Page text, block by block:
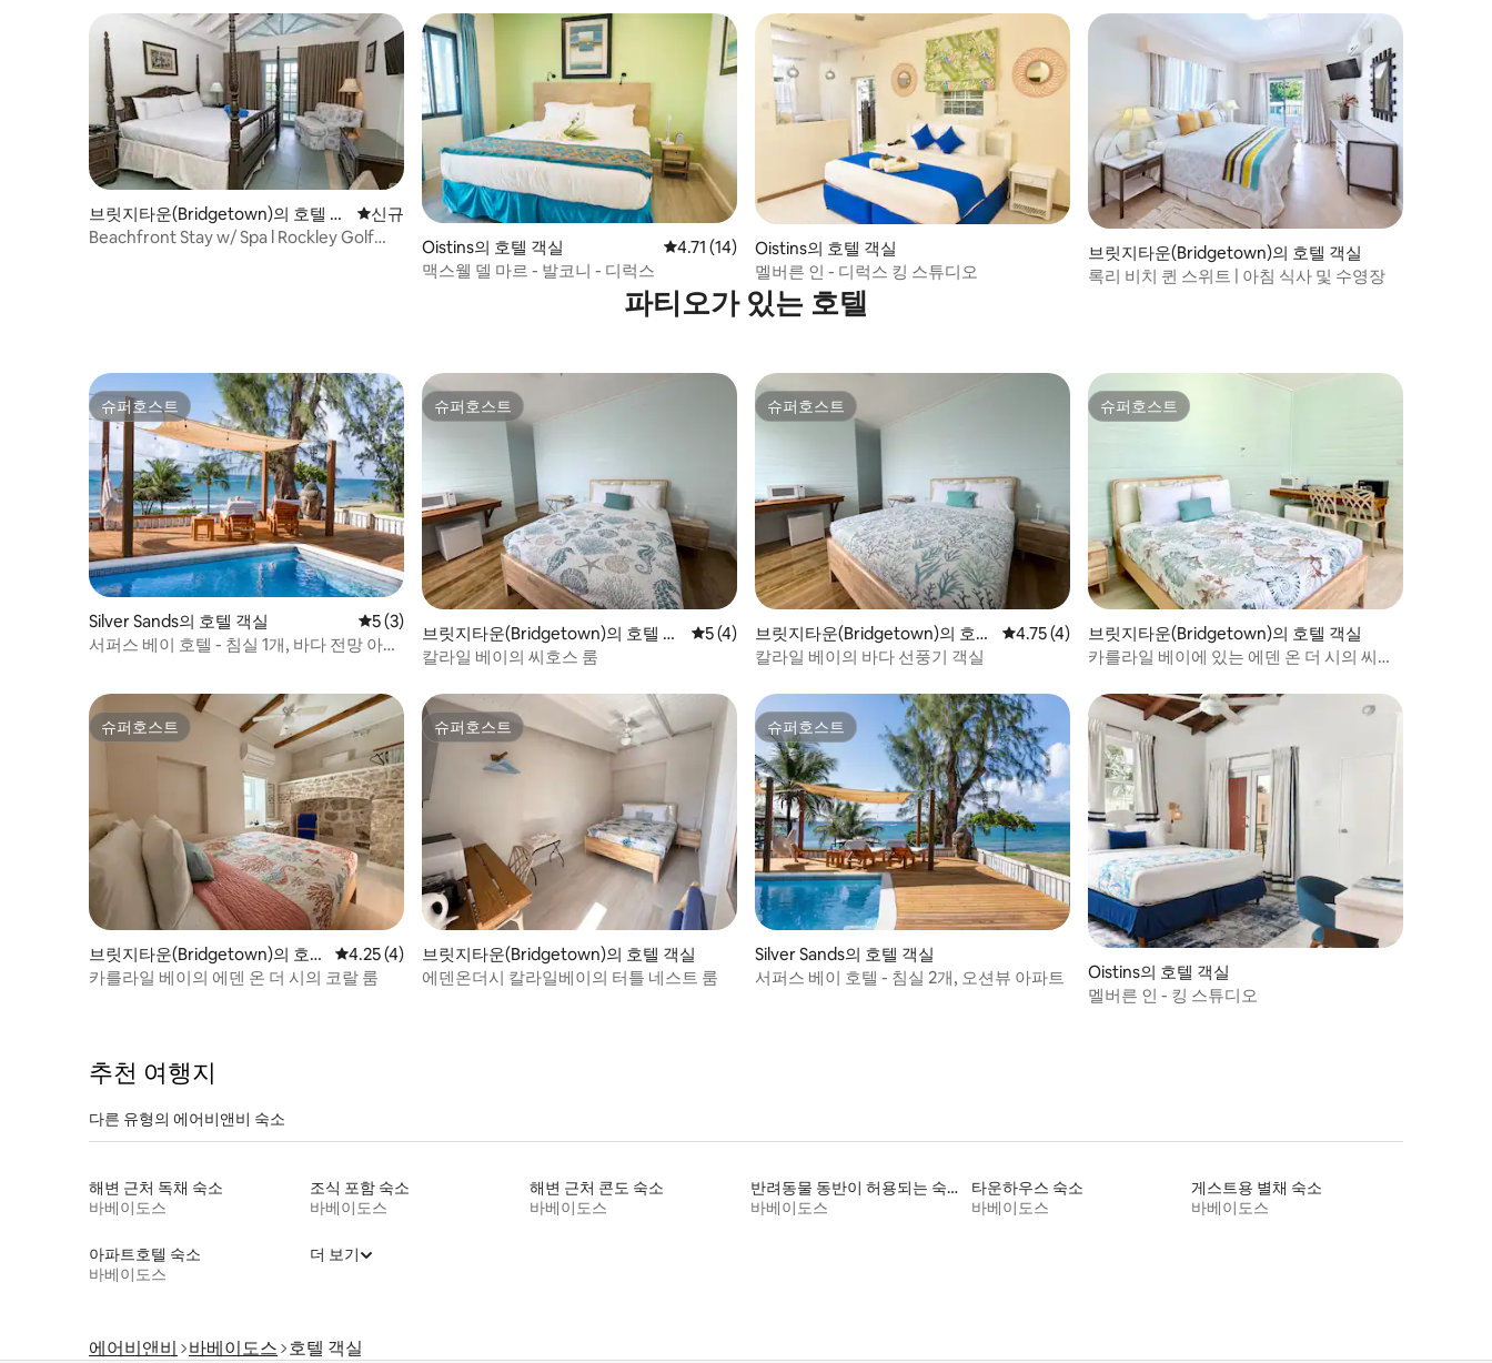
브릿지타운(Bridgetown)의 호텔 객
실
신규 숙소
신규
Beachfront Stay w/ Spa l Rockley Golf
Oistins의 호텔 객실 평점 4.71점(5점 만점), 후기 14개
4.71 (14)
맥스웰 델 마르 - 발코니 - 디럭스
Oistins의 호텔 객실
멜버른 인 - 디럭스 킹 스튜디오
브릿지타운(Bridgetown)의 호텔 객실
록리 비치 퀸 스위트 | 아침 식사 및 수영장
파티오가 있는 호텔
슈퍼호스트
슈퍼호스트
Silver Sands의 호텔 객실 평점 5점(5점 만점), 후기 3개
5 (3)
서퍼스 베이 호텔 - 침실 1개, 바다 전망 아파
슈퍼호스트
슈퍼호스트
브릿지타운(Bridgetown)의 호텔 객
실
평점 5점(5점 만점), 후기 4개
5 (4)
칼라일 베이의 씨호스 룸
슈퍼호스트
슈퍼호스트
브릿지타운(Bridgetown)의 호텔
객실
평점 4.75점(5점 만점), 후기 4개
4.75 (4)
칼라일 베이의 바다 선풍기 객실
슈퍼호스트
슈퍼호스트
브릿지타운(Bridgetown)의 호텔 객실
카를라일 베이에 있는 에덴 온 더 시의 씨쉘
슈퍼호스트
슈퍼호스트
브릿지타운(Bridgetown)의 호텔
객실
평점 4.25점(5점 만점), 후기 4개
4.25 (4)
카를라일 베이의 에덴 온 더 시의 코랄 룸
슈퍼호스트
슈퍼호스트
브릿지타운(Bridgetown)의 호텔 객실
에덴온더시 칼라일베이의 터틀 네스트 룸
슈퍼호스트
슈퍼호스트
Silver Sands의 호텔 객실
서퍼스 베이 호텔 - 침실 2개, 오션뷰 아파트
Oistins의 호텔 객실
멜버른 인 - 킹 스튜디오
추천 여행지
다른 유형의 에어비앤비 숙소
해변 근처 독채 숙소
바베이도스
조식 포함 숙소
바베이도스
해변 근처 콘도 숙소
바베이도스
반려동물 동반이 허용되는 숙소
바베이도스
타운하우스 숙소
바베이도스
게스트용 별채 숙소
바베이도스
아파트호텔 숙소
바베이도스
더 보기
에어비앤비 바베이도스 호텔 객실